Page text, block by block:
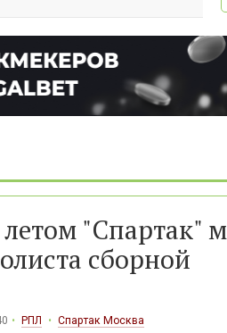
"Спартак"
сборной
РПЛ Спартак Москва